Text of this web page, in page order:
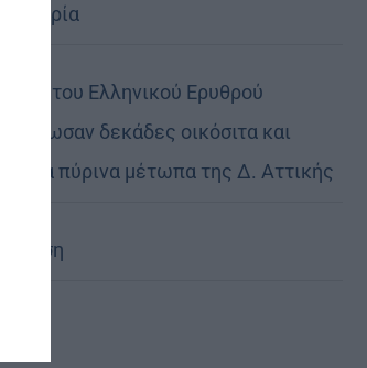
του Ελληνικού Ερυθρού
δεκάδες οικόσιτα και
στα πύρινα μέτωπα της Δ. Αττικής